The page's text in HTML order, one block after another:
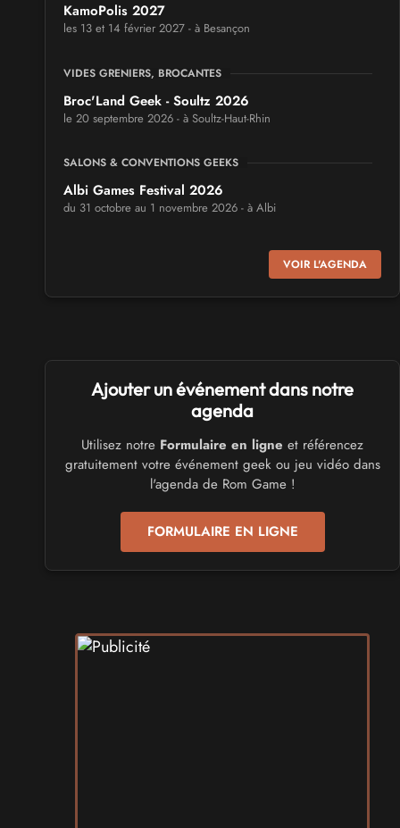
KamoPolis 2027
les 13 et 14 février 2027 - à Besançon
VIDES GRENIERS, BROCANTES
Broc'Land Geek - Soultz 2026
le 20 septembre 2026 - à Soultz-Haut-Rhin
SALONS & CONVENTIONS GEEKS
Albi Games Festival 2026
du 31 octobre au 1 novembre 2026 - à Albi
Virtual Calais - salon du jeu vidéo et des loisirs
numériques 2026
SALONS & CONVENTIONS GEEKS
Trolls et Légendes 2027
du 26 au 28 mars 2027 - à Mons
CULTURE JAPONAISE ET OTAKU
Mang'Azur 2027
les 24 et 25 avril 2027 - à Toulon
SALONS & CONVENTIONS GEEKS
Play Azur Festival 2027
SALONS & CONVENTIONS GEEKS
Art To Play 2026
VOIR L'AGENDA
Ajouter un événement dans notre
agenda
Utilisez notre Formulaire en ligne et référencez
gratuitement votre événement geek ou jeu vidéo dans
l'agenda de Rom Game !
FORMULAIRE EN LIGNE